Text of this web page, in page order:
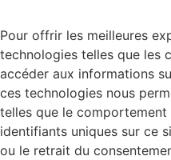
Pour offrir les meilleures
technologies telles que les
accéder aux informations
ces technologies nous
telles que le
identifiants uniques sur ce
ou le retrait du